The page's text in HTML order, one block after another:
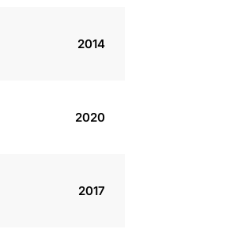
2014
2020
2017